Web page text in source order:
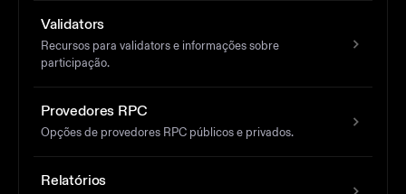
Validators
Recursos para validators e informações sobre
participação.
Provedores RPC
Opções de provedores RPC públicos e privados.
Relatórios